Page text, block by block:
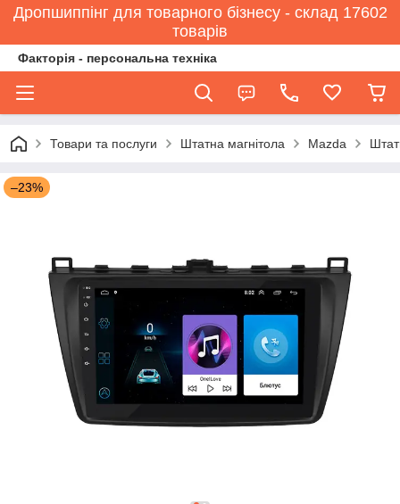
Дропшиппінг для товарного бізнесу - склад 17602
товарів
Факторія - персональна техніка
Товари та послуги Штатна магнітола Mazda
–23%